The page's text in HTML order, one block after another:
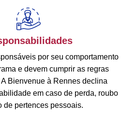
​​por seu comportamento
e devem cumprir as regras
Bienvenue à Rennes declina
em caso de perda, roubo
de pertences pessoais.